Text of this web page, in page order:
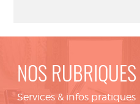
NOS RUBRIQUES
Services & infos pratiques